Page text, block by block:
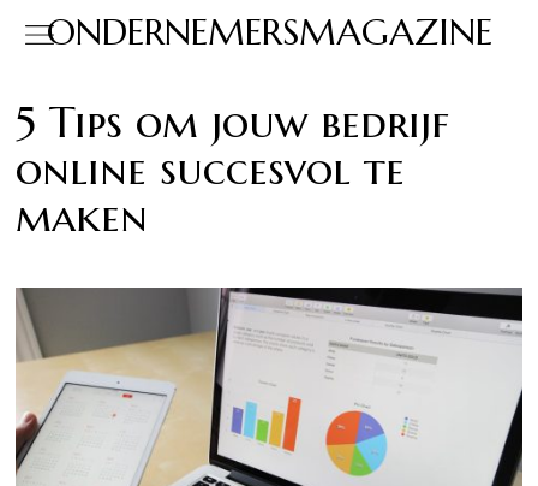
ONDERNEMERSMAGAZINE
5 Tips om jouw bedrijf
online succesvol te
maken